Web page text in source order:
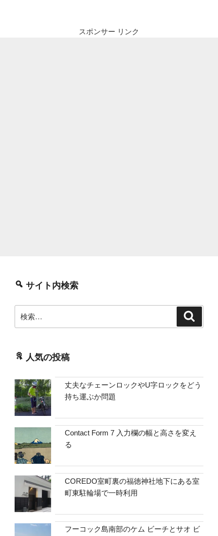
スポンサー リンク
サイト内検索
索:
人気の投稿
丈夫なチェーンロックやU字ロックをどう
持ち運ぶか問題
Contact Form 7 入力欄の幅と高さを変え
る
COREDO室町裏の福徳神社地下にある室
町東駐輪場で一時利用
フーコック島南部のケム ビーチとサオ ビ